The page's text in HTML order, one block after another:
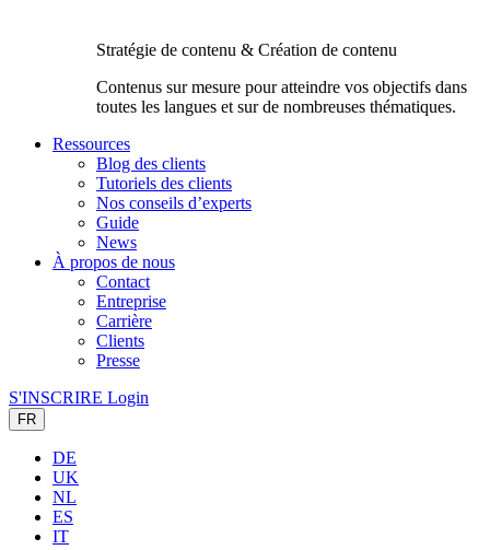
Stratégie de contenu & Création de contenu
Contenus sur mesure pour atteindre vos objectifs dans
toutes les langues et sur de nombreuses thématiques.
Ressources
Blog des clients
Tutoriels des clients
Nos conseils d’experts
Guide
News
À propos de nous
Contact
Entreprise
Carrière
Clients
Presse
S'INSCRIRE Login
FR
DE
UK
NL
ES
IT